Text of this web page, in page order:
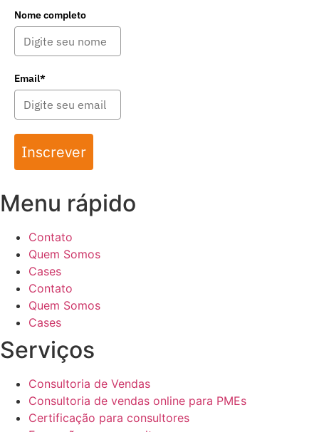
Nome completo
Email*
Inscrever
Menu rápido
Contato
Quem Somos
Cases
Contato
Quem Somos
Cases
Serviços
Consultoria de Vendas
Consultoria de vendas online para PMEs
Certificação para consultores